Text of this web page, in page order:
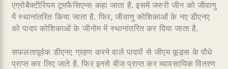
एग्रोबैक्टीरियम टूमफैसिएन्स कहा जाता है. इसमें जरुरी जीन को जीवाणु
में स्थानांतरित किया जाता है. फिर, जीवाणु कोशिकाओं के नए डीएनए
को पादप कोशिकाओं के जीनोम में स्थानांतरित कर दिया जाता है.
सफलतापूर्वक डीएनए ग्रहण करने वाले पादपों से जीएम फूड्स के पौधे
प्राप्त कर लिए जाते है. फिर इनसे बीज प्राप्त कर व्यावसायिक वितरण